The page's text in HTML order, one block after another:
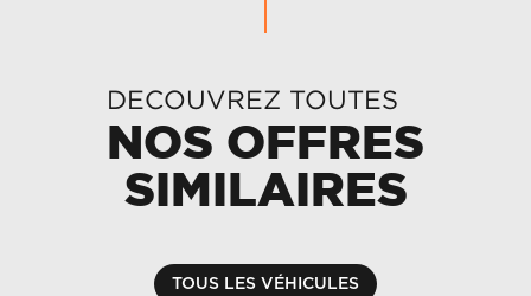
DECOUVREZ TOUTES
NOS OFFRES
SIMILAIRES
TOUS LES VÉHICULES